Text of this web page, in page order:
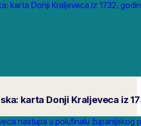
karta Donji Kraljeveca iz